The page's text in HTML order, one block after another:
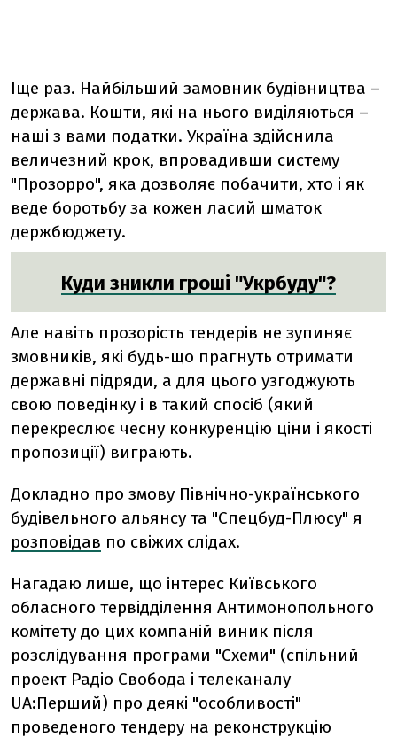
Іще раз. Найбільший замовник будівництва –
держава. Кошти, які на нього виділяються –
наші з вами податки. Україна здійснила
величезний крок, впровадивши систему
"Прозорро", яка дозволяє побачити, хто і як
веде боротьбу за кожен ласий шматок
держбюджету.
Куди зникли гроші "Укрбуду"?
Але навіть прозорість тендерів не зупиняє
змовників, які будь-що прагнуть отримати
державні підряди, а для цього узгоджують
свою поведінку і в такий спосіб (який
перекреслює чесну конкуренцію ціни і якості
пропозиції) виграють.
Докладно про змову Північно-українського
будівельного альянсу та "Спецбуд-Плюсу" я
розповідав по свіжих слідах.
Нагадаю лише, що інтерес Київського
обласного тервідділення Антимонопольного
комітету до цих компаній виник після
розслідування програми "Схеми" (спільний
проект Радіо Свобода і телеканалу
UA:Перший) про деякі "особливості"
проведеного тендеру на реконструкцію